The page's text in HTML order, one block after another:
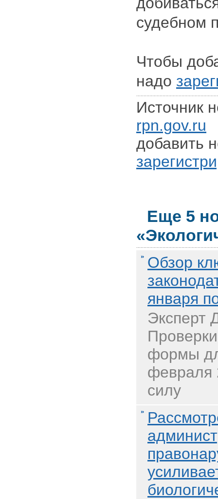
судебном
Чтобы
надо
Источник
rpn.gov.ru
добавить
Еще 5
Обзор
января
формы
февраля
силу